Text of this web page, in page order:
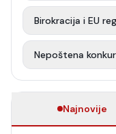
Birokracija i EU
Nepoštena
Najnovije